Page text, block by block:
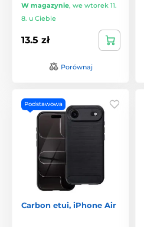
W magazynie, we wtorek 11.
8. u Ciebie
13.5 zł
Porównaj
Podstawowa
Carbon etui, iPhone Air